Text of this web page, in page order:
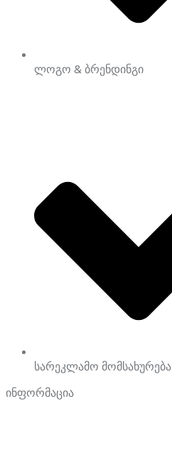
ლოგო & ბრენდინგი
სარეკლამო მომსახურება
ინფორმაცია